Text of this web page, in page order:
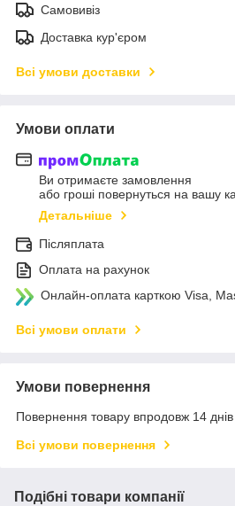
Самовивіз
Доставка кур'єром
Всі умови доставки
Умови оплати
Ви отримаєте замовлення
або гроші повернуться на вашу
Детальніше
Післяплата
Оплата на рахунок
Онлайн-оплата карткою Visa,
Всі умови оплати
Умови повернення
Повернення товару впродовж 14
Всі умови повернення
Подібні товари компанії